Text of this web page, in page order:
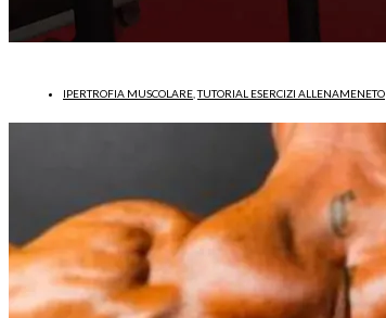
IPERTROFIA MUSCOLARE ,TUTORIAL ESERCIZI ALLENAMENETO